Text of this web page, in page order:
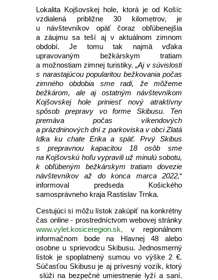
Lokalita Kojšovskej hole, ktorá je od Košíc
vzdialená približne 30 kilometrov, je
u návštevníkov opäť čoraz obľúbenejšia
a záujmu sa teší aj v aktuálnom zimnom
období. Je tomu tak najmä vďaka
upravovaným bežkárskym tratiam
a možnostiam zimnej turistiky. „Aj v súvislosti
s narastajúcou popularitou bežkovania počas
zimného obdobia sme radi, že môžeme
bežkárom, ale aj ostatným návštevníkom
Kojšovskej hole priniesť nový atraktívny
spôsob prepravy vo forme Skibusu. Ten
premáva počas víkendových
a prázdninových dní z parkoviska v obci Zlatá
Idka ku chate Erika a späť. Prvý Skibus
s prepravnou kapacitou 18 osôb sme
na Kojšovskú hoľu vypravili už minulú sobotu,
k obľúbeným bežkárskym tratiam dovezie
návštevníkov až do konca marca 2022,“
informoval predseda Košického
samosprávneho kraja Rastislav Trnka.
Cestujúci si môžu lístok zakúpiť na konkrétny
čas online - prostredníctvom webovej stránky
www.vylet.kosiceregion.sk, v regionálnom
informačnom bode na Hlavnej 48 alebo
osobne u sprievodcu Skibusu. Jednosmerný
lístok je spoplatnený sumou vo výške 2 €.
Súčasťou Skibusu je aj prívesný vozík, ktorý
slúži na bezpečné umiestnenie lyží a saní.